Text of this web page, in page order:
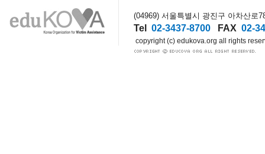
(04969) 서울특별시 광진구 아차산로
Tel 02-3437-8700 FAX 02-
copyright (c) edukova.org all rights